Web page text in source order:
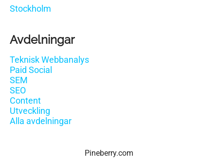
Stockholm
Avdelningar
Teknisk Webbanalys
Paid Social
SEM
SEO
Content
Utveckling
Alla avdelningar
Pineberry.com